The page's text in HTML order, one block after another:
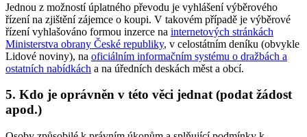
Jednou z možností úplatného převodu je vyhlášení výběrového
řízení na zjištění zájemce o koupi. V takovém případě je výběrové
řízení vyhlašováno formou inzerce na internetových stránkách
Ministerstva obrany České republiky, v celostátním deníku (obvykle
Lidové noviny), na oficiálním informačním systému o dražbách a
ostatních nabídkách a na úředních deskách měst a obcí.
5. Kdo je oprávněn v této věci jednat (podat žádost
apod.)